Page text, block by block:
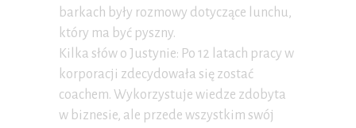
barkach były rozmowy dotyczące lunchu,
który ma być pyszny.
Kilka słów o Justynie: Po 12 latach pracy w
korporacji zdecydowała się zostać
coachem. Wykorzystuje wiedze zdobyta
w biznesie, ale przede wszystkim swój